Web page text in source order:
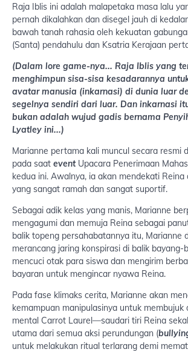
Raja Iblis ini adalah malapetaka masa lalu
pernah dikalahkan dan disegel jauh di
bawah tanah rahasia oleh kekuatan
(Santa) pendahulu dan Ksatria Kerajaan
(Dalam lore game-nya... Raja Iblis yang
menghimpun sisa-sisa kesadarannya
avatar manusia (inkarnasi) di dunia luar
segelnya sendiri dari luar. Dan inkarnasi
bukan adalah wujud gadis bernama
Lyatley ini...)
Marianne pertama kali muncul secara resmi
pada saat eventUpacara Penerimaan
kedua ini. Awalnya, ia akan mendekati Reina
yang sangat ramah dan sangat suportif.
Sebagai adik kelas yang manis, Marianne
mengagumi dan memuja Reina sebagai
balik topeng persahabatannya itu, Marianne
merancang jaring konspirasi di balik bayang-
mencuci otak para siswa dan mengirim
bayaran untuk mengincar nyawa Reina.
Pada fase klimaks cerita, Marianne akan
kemampuan manipulasinya untuk membujuk
mental Carrot Laurel—saudari tiri Reina
utama dari semua aksi perundungan (
untuk melakukan ritual terlarang demi